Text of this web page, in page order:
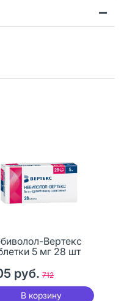
Вертекс
5 мг 28 шт
руб. 712
В корзину